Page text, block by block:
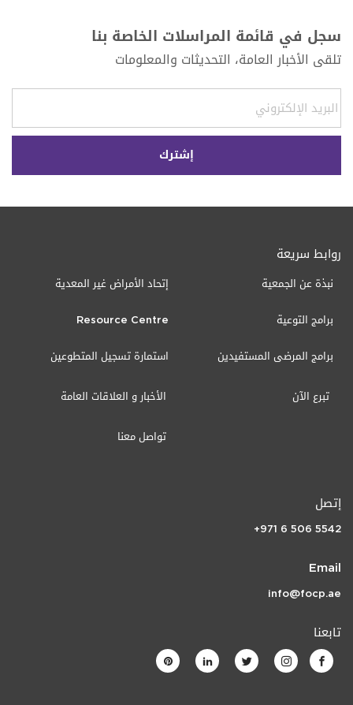
سجل في قائمة المراسلات الخاصة بنا
تلقى الأخبار العامة، التحديثات والمعلومات
روابط سريعة
نبذة عن الجمعية
برامج التوعية
برامج المرضى المستفيدين
إتحاد الأمراض غير المعدية
Resource Centre
استمارة تسجيل المتطوعين
الأخبار و العلاقات العامة تبرع الآن
تواصل معنا
إتصل
+971 6 506 5542
Email
info@focp.ae
تابعنا